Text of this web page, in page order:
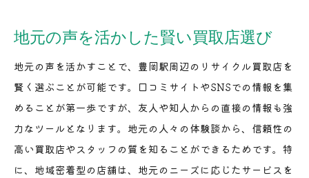
地元の声を活かした賢い買取店選び
地元の声を活かすことで、豊岡駅周辺のリサイクル買取店を
賢く選ぶことが可能です。口コミサイトやSNSでの情報を集
めることが第一歩ですが、友人や知人からの直接の情報も強
力なツールとなります。地元の人々の体験談から、信頼性の
高い買取店やスタッフの質を知ることができるためです。特
に、地域密着型の店舗は、地元のニーズに応じたサービスを